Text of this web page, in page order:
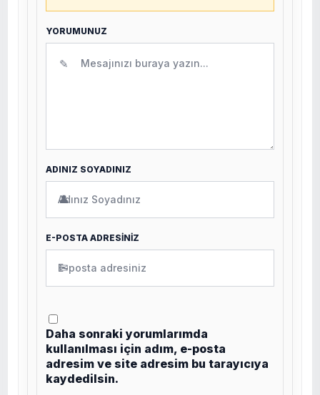
YORUMUNUZ
✎
ADINIZ SOYADINIZ
👤
E-POSTA ADRESİNİZ
✉
Daha sonraki yorumlarımda
kullanılması için adım, e-posta
adresim ve site adresim bu tarayıcıya
kaydedilsin.